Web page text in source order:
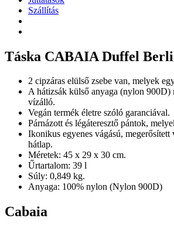
Szállítás
Táska CABAIA Duffel
2 cipzáras elülső zsebe van, melyek
A hátizsák külső anyaga (nylon 900D)
vízálló.
Vegán termék életre szóló garanciával.
Párnázott és légáteresztő pántok,
Ikonikus egyenes vágású, megerősített
hátlap.
Méretek: 45 x 29 x 30 cm.
Űrtartalom: 39 l
Súly: 0,849 kg.
Anyaga: 100% nylon (Nylon 900D)
Cabaia